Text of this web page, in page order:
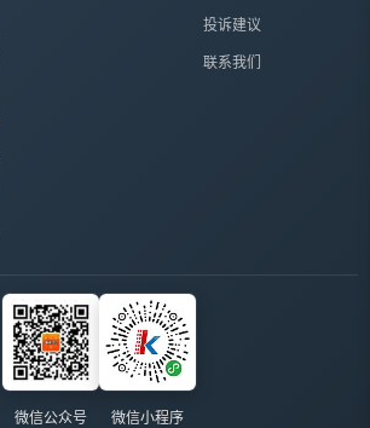
投诉建议
联系我们
微信公众号 微信小程序